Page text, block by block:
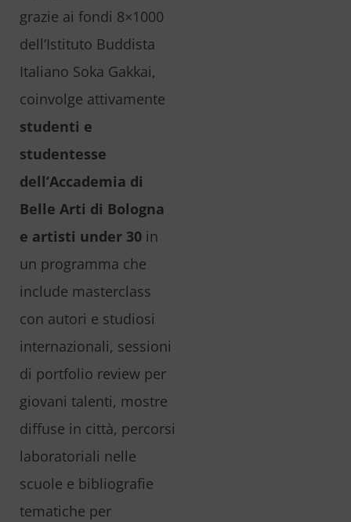
grazie ai fondi 8×1000
dell’Istituto Buddista
Italiano Soka Gakkai,
coinvolge attivamente
studenti e
studentesse
dell’Accademia di
Belle Arti di Bologna
e artisti under 30 in
un programma che
include masterclass
con autori e studiosi
internazionali, sessioni
di portfolio review per
giovani talenti, mostre
diffuse in città, percorsi
laboratoriali nelle
scuole e bibliografie
tematiche per